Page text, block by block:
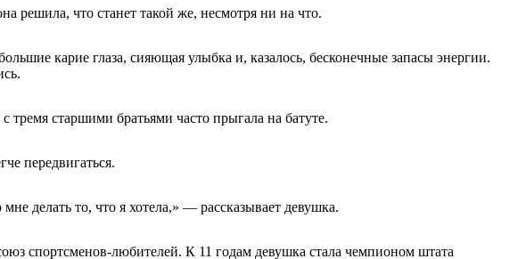
решила, что станет такой же, несмотря ни на что.
карие глаза, сияющая улыбка и, казалось, бесконечные запасы энергии.
тремя старшими братьями часто прыгала на батуте.
передвигаться.
делать то, что я хотела,» — рассказывает девушка.
спортсменов-любителей. К 11 годам девушка стала чемпионом штата